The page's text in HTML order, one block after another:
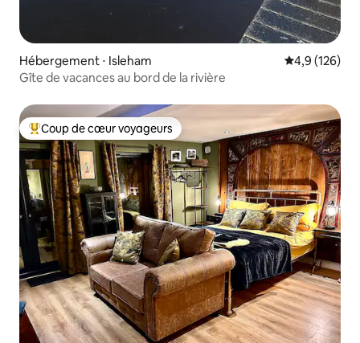
Hébergement ⋅ Isleham Évaluation
4,9 (126)
Gîte de vacances au bord de la rivière
Coups de cœur voyageurs les plus appréciés
Coup de cœur voyageurs